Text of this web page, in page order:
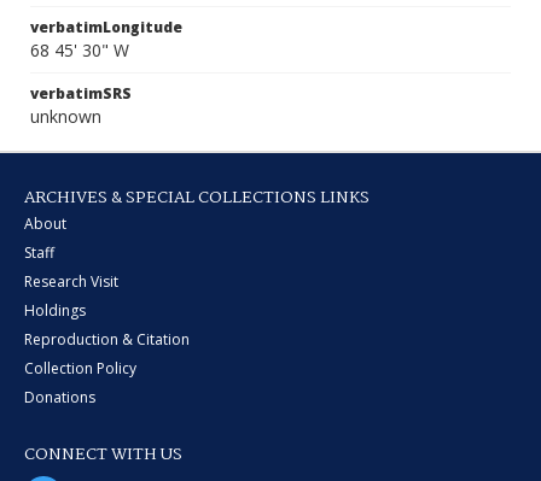
verbatimLongitude
68 45' 30" W
verbatimSRS
unknown
ARCHIVES & SPECIAL COLLECTIONS LINKS
About
Staff
Research Visit
Holdings
Reproduction & Citation
Collection Policy
Donations
CONNECT WITH US